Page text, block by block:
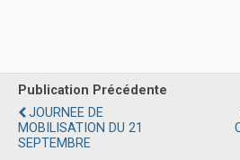
Publication Précédente
JOURNEE DE
MOBILISATION DU 21
SEPTEMBRE